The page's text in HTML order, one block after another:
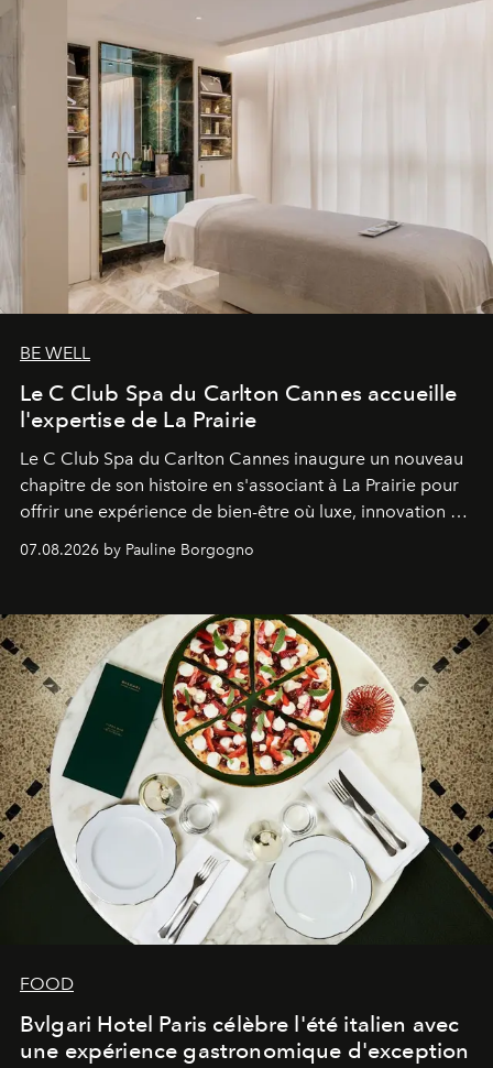
BE WELL
Le C Club Spa du Carlton Cannes accueille
l'expertise de La Prairie
Le C Club Spa du Carlton Cannes inaugure un nouveau
chapitre de son histoire en s'associant à La Prairie pour
offrir une expérience de bien-être où luxe, innovation et
07.08.2026 by Pauline Borgogno
FOOD
Bvlgari Hotel Paris célèbre l'été italien avec
une expérience gastronomique d'exception